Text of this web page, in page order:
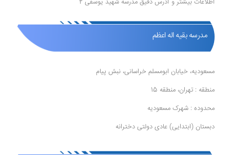
اطلاعات بیشتر و آدرس دقیق مدرسه شهید یوسفی 2
مدرسه بقیه اله اعظم
مسعودیه، خیابان ابومسلم خراسانی، نبش پیام
منطقه : تهران، منطقه 15
محدوده : شهرک مسعودیه
دبستان (ابتدایی) عادی دولتی دخترانه